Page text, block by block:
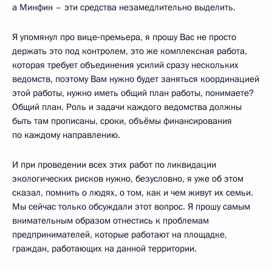
а Минфин – эти средства незамедлительно выделить.
Я упомянул про вице‑премьера, я прошу Вас не просто
держать это под контролем, это же комплексная работа,
которая требует объединения усилий сразу нескольких
ведомств, поэтому Вам нужно будет заняться координацией
этой работы, нужно иметь общий план работы, понимаете?
Общий план. Роль и задачи каждого ведомства должны
быть там прописаны, сроки, объёмы финансирования
по каждому направлению.
И при проведении всех этих работ по ликвидации
экологических рисков нужно, безусловно, я уже об этом
сказал, помнить о людях, о том, как и чем живут их семьи.
Мы сейчас только обсуждали этот вопрос. Я прошу самым
внимательным образом отнестись к проблемам
предпринимателей, которые работают на площадке,
граждан, работающих на данной территории.